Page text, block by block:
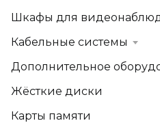
Шкафы для
Кабельные системы
Дополнительное
Жёсткие диски
Карты памяти